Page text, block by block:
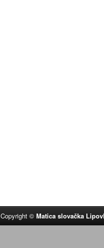
Copyright ©Matica slovačka